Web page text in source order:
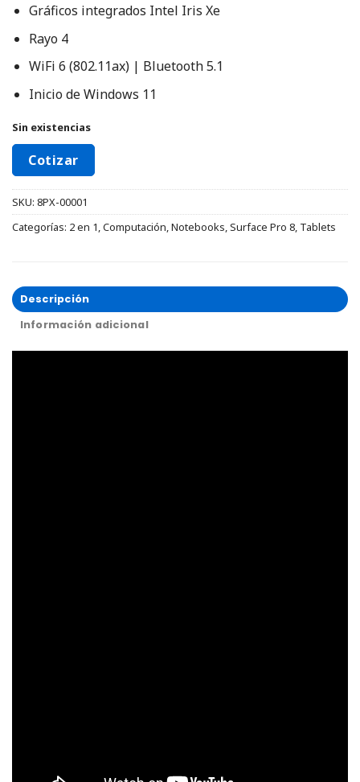
Gráficos integrados Intel Iris Xe
Rayo 4
WiFi 6 (802.11ax) | Bluetooth 5.1
Inicio de Windows 11
Sin existencias
Cotizar
SKU: 8PX-00001
Categorías: 2 en 1,Computación,Notebooks,Surface Pro 8, Tablets
Descripción
Información adicional